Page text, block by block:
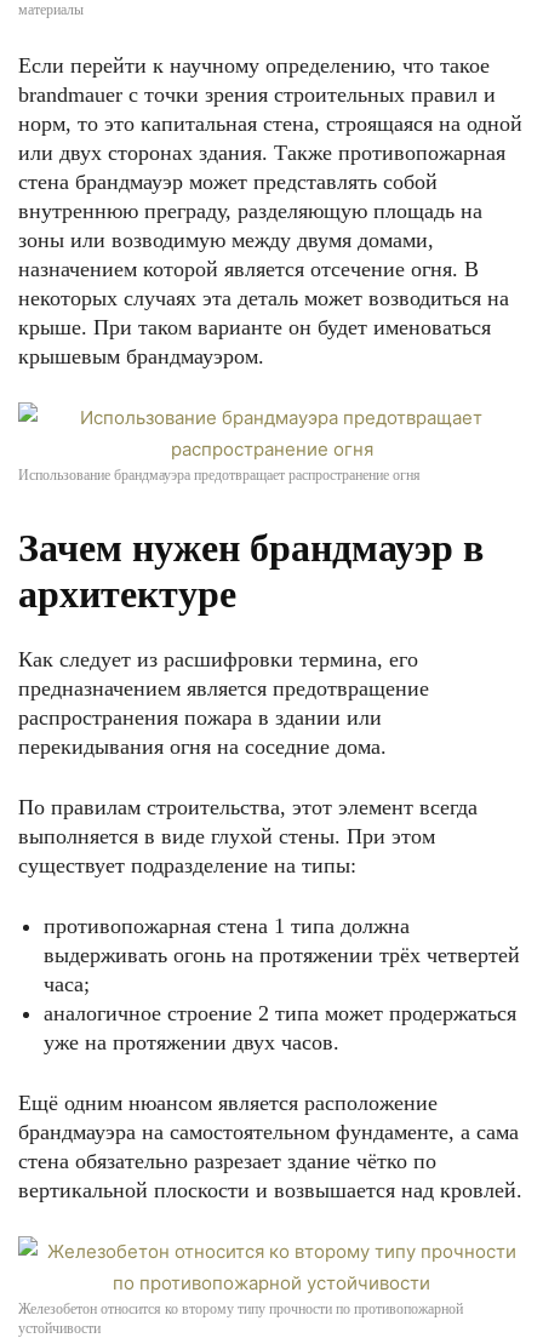
материалы
Если перейти к научному определению, что такое
brandmauer с точки зрения строительных правил и
норм, то это капитальная стена, строящаяся на одной
или двух сторонах здания. Также противопожарная
стена брандмауэр может представлять собой
внутреннюю преграду, разделяющую площадь на
зоны или возводимую между двумя домами,
назначением которой является отсечение огня. В
некоторых случаях эта деталь может возводиться на
крыше. При таком варианте он будет именоваться
крышевым брандмауэром.
Использование брандмауэра предотвращает распространение огня
Зачем нужен брандмауэр в
архитектуре
Как следует из расшифровки термина, его
предназначением является предотвращение
распространения пожара в здании или
перекидывания огня на соседние дома.
По правилам строительства, этот элемент всегда
выполняется в виде глухой стены. При этом
существует подразделение на типы:
противопожарная стена 1 типа должна
выдерживать огонь на протяжении трёх четвертей
часа;
аналогичное строение 2 типа может продержаться
уже на протяжении двух часов.
Ещё одним нюансом является расположение
брандмауэра на самостоятельном фундаменте, а сама
стена обязательно разрезает здание чётко по
вертикальной плоскости и возвышается над кровлей.
Железобетон относится ко второму типу прочности по противопожарной
устойчивости